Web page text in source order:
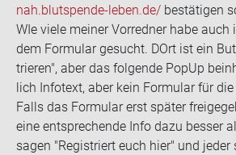
nah.blutspende-​leben.de/ be­stä­ti­gen
WIe viele mei­ner Vor­red­ner habe auch
dem For­mu­lar ge­sucht. DOrt ist ein
trie­ren", aber das fol­gen­de PopUp
lich In­fo­text, aber kein For­mu­lar für
Falls das For­mu­lar erst spä­ter
eine ent­spre­chen­de Info dazu bes­ser
sagen "Re­gis­triert euch hier" und